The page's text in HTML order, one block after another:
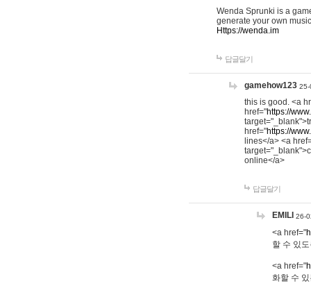
Wenda Sprunki is a
generate your own
Https://wenda.im
답글달기
gamehow123 25-
this is good. <a
href="https://
href="https://
lines</a> <a
online</a>
답글달기
EMILI 26-
<a href="
할 수 있
<a href="
화할 수